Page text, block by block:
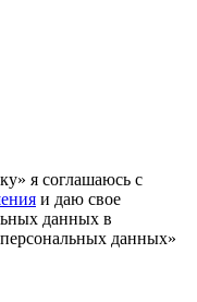
я соглашаюсь с
и даю свое
данных в
данных»